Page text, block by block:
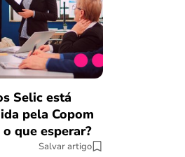
Selic está
pela Copom
que esperar?
Salvar artigo